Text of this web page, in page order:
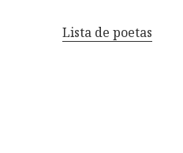
Lista de poetas